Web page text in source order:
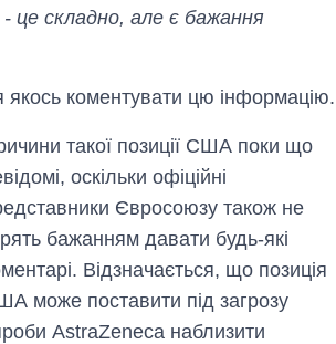
це складно, але є бажання
якось коментувати цю інформацію.
такої позиції США поки що
оскільки офіційні
Євросоюзу також не
бажанням давати будь-які
Відзначається, що позиція
може поставити під загрозу
AstraZeneca наблизити